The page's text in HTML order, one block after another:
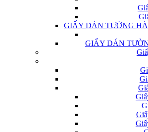
GIẤY DÁN TƯỜNG
GIẤY DÁN